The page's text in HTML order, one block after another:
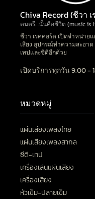
Chiva Record (ชีวา
ดนตรี…นั้นคือชีวิต (music is
ชีวา เรคคอร์ด เปิดจำหน่ายแ
เสียง อุปกรณ์ทำความสะอาด
เทปและซีดีอีกด้วย
เปิดบริการทุกวัน 9.00 -
หมวดหมู่
แผ่นเสียงเพลงไทย
แผ่นเสียงเพลงสากล
ซีดี-เทป
เครื่องเล่นแผ่นเสียง
เครื่องเสียง
หัวเข็ม-ปลายเข็ม